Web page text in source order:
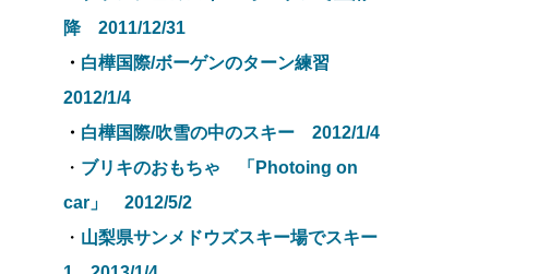
降 2011/12/31
・ 白樺国際/ボーゲンのターン練習
2012/1/4
・ 白樺国際/吹雪の中のスキー 2012/1/4
・ ブリキのおもちゃ 「Photoing on
car」 2012/5/2
・ 山梨県サンメドウズスキー場でスキー